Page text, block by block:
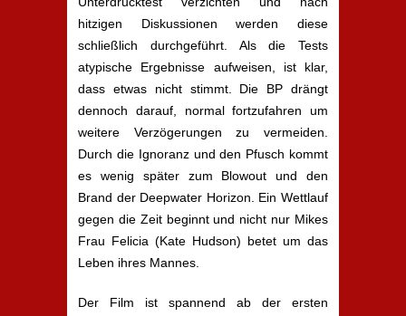
hitzigen Diskussionen werden diese
schließlich durchgeführt. Als die Tests
atypische Ergebnisse aufweisen, ist klar,
dass etwas nicht stimmt. Die BP drängt
dennoch darauf, normal fortzufahren um
weitere Verzögerungen zu vermeiden.
Durch die Ignoranz und den Pfusch kommt
es wenig später zum Blowout und den
Brand der Deepwater Horizon. Ein Wettlauf
gegen die Zeit beginnt und nicht nur Mikes
Frau Felicia (Kate Hudson) betet um das
Leben ihres Mannes.
Der Film ist spannend ab der ersten